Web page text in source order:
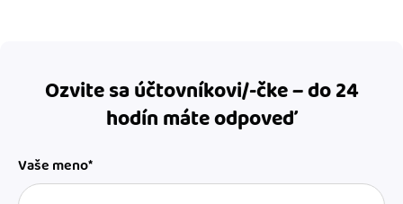
Ozvite sa účtovníkovi/-čke – do 24
hodín máte odpoveď
Vaše meno*